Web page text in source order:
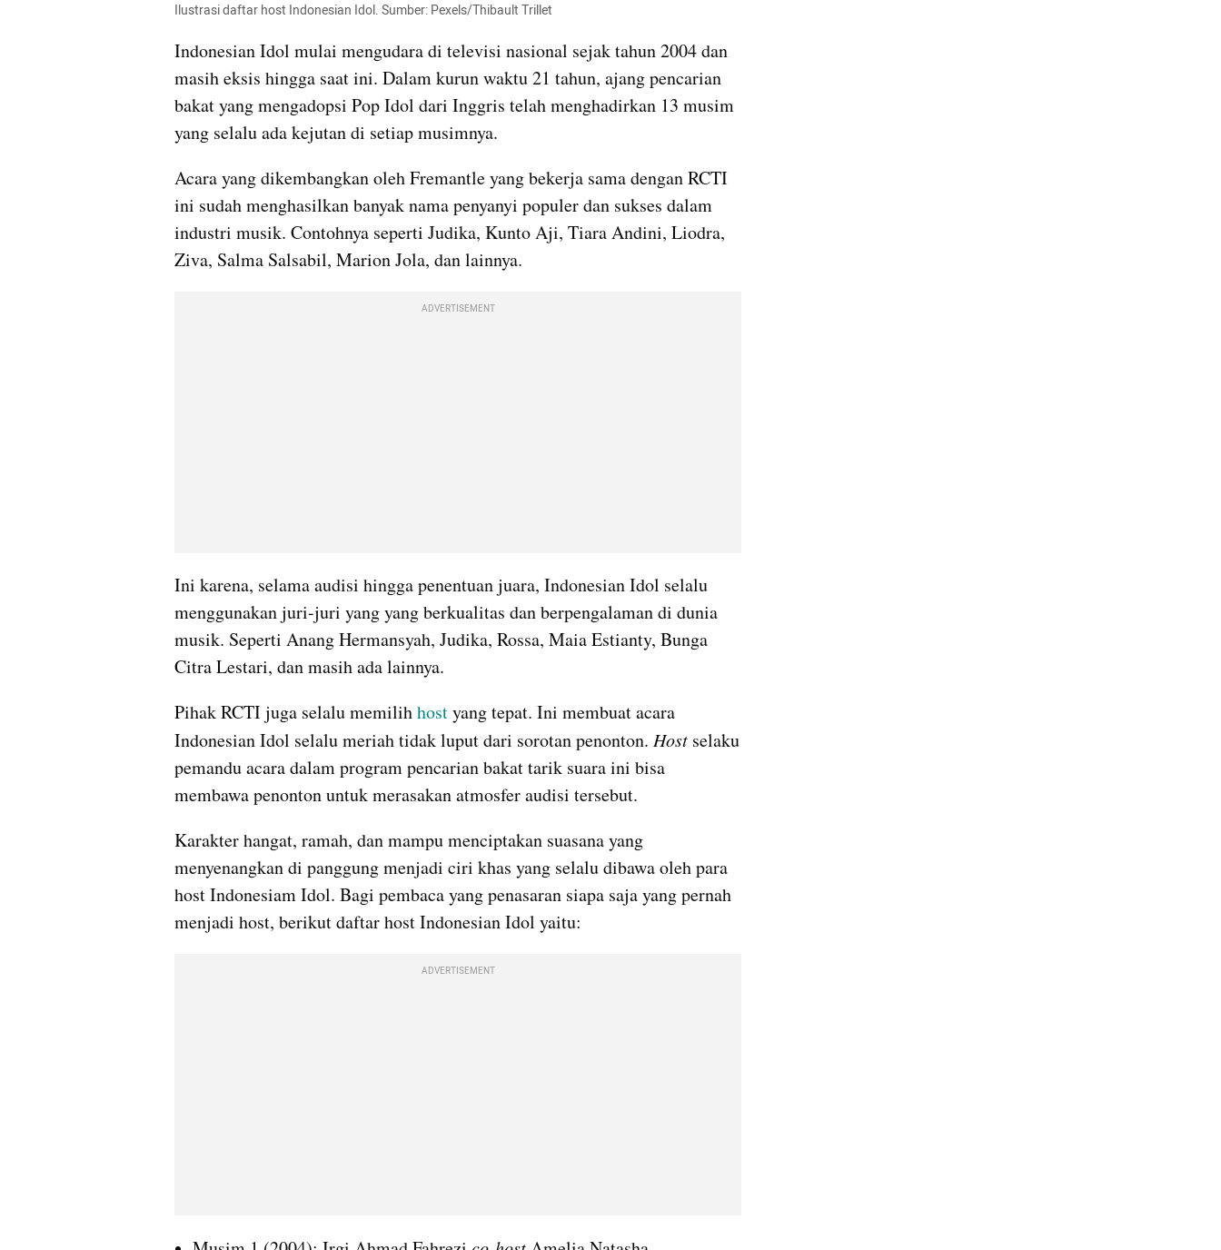
Ilustrasi daftar host Indonesian Idol. Sumber: Pexels/Thibault Trillet
Indonesian Idol mulai mengudara di televisi nasional sejak tahun 2004 dan
masih eksis hingga saat ini. Dalam kurun waktu 21 tahun, ajang pencarian
bakat yang mengadopsi Pop Idol dari Inggris telah menghadirkan 13 musim
yang selalu ada kejutan di setiap musimnya.
Acara yang dikembangkan oleh Fremantle yang bekerja sama dengan RCTI
ini sudah menghasilkan banyak nama penyanyi populer dan sukses dalam
industri musik. Contohnya seperti Judika, Kunto Aji, Tiara Andini, Liodra,
Ziva, Salma Salsabil, Marion Jola, dan lainnya.
ADVERTISEMENT
Ini karena, selama audisi hingga penentuan juara, Indonesian Idol selalu
menggunakan juri-juri yang yang berkualitas dan berpengalaman di dunia
musik. Seperti Anang Hermansyah, Judika, Rossa, Maia Estianty, Bunga
Citra Lestari, dan masih ada lainnya.
Pihak RCTI juga selalu memilih host yang tepat. Ini membuat acara
Indonesian Idol selalu meriah tidak luput dari sorotan penonton. Host selaku
pemandu acara dalam program pencarian bakat tarik suara ini bisa
membawa penonton untuk merasakan atmosfer audisi tersebut.
Karakter hangat, ramah, dan mampu menciptakan suasana yang
menyenangkan di panggung menjadi ciri khas yang selalu dibawa oleh para
host Indonesiam Idol. Bagi pembaca yang penasaran siapa saja yang pernah
menjadi host, berikut daftar host Indonesian Idol yaitu:
ADVERTISEMENT